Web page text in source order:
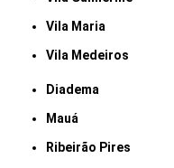
Vila Maria
Vila Medeiros
Diadema
Mauá
Ribeirão Pires